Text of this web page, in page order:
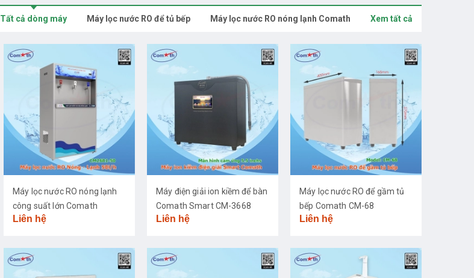
Tất cả dòng máy Máy lọc nước RO để tủ bếp Máy lọc nước RO nóng lạnh Comath Xem tất cả
Máy lọc nước RO nóng lạnh
công suất lớn Comath
CM2681-50
Liên hệ
Máy điện giải ion kiềm để bàn
Comath Smart CM-3668
Liên hệ
Máy lọc nước RO để gầm tủ
bếp Comath CM-68
Liên hệ